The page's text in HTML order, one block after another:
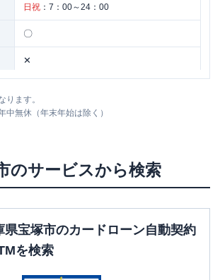
日祝 ： 7：00～24：00
〇
✕
土曜：-
日祝
平日：7：00～24：00
日祝： 7：00～24：00
〇
ります。
中無休（年末年始は除く）
のサービスから検索
県宝塚市のカードローン自動契約
を検索